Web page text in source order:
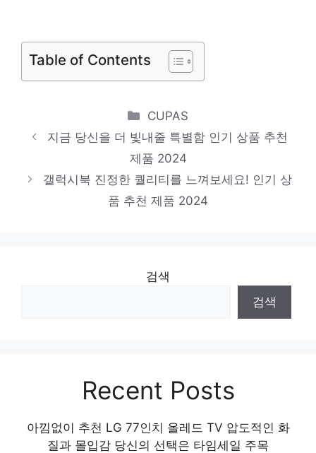
당신을 위한 세상에 하나뿐인 상품 인기 상품
추천 제품 2024
마음이 움직이는 디자인 아이템 인기 상품 추
천 제품 2024
rd21ese
새로운 시작, 새로운 아이템 인기 상품 추천
제품 2024
Table of Contents
Categories
CUPAS
지금 당신을 더 빛내줄 특별함 인기 상품 추천
제품 2024
갤럭시북 진정한 퀄리티를 느껴보세요! 인기 상
품 추천 제품 2024
검색
검색
Recent Posts
아낌없이 추천 LG 77인치 올레드 TV 압도적인 화
질과 몰입감 당신의 선택은 타임세일 주목